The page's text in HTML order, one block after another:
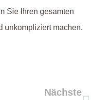
Sie Ihren gesamten
unkompliziert machen.
Nächste